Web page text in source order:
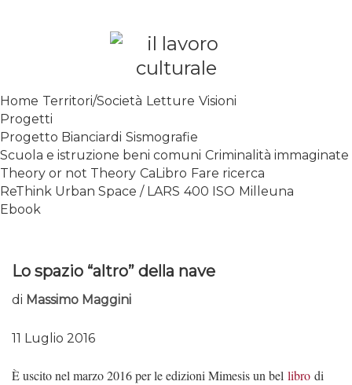
SPALANCARE LE FINESTRE DEI
CONTEMPORANEO
Home Territori/Società Letture Visioni
Progetti
Progetto Bianciardi Sismografie
Scuola e istruzione beni comuni Criminalità immaginate
Theory or not Theory CaLibro Fare ricerca
ReThink Urban Space / LARS 400 ISO Milleuna
Ebook
Lo spazio “altro” della nave
di Massimo Maggini
11 Luglio 2016
È uscito nel marzo 2016 per le edizioni Mimesis un bel libro di